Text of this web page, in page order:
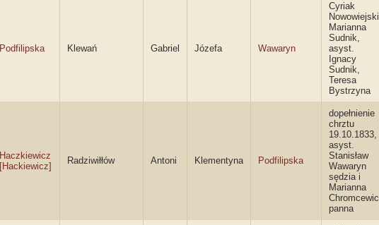
Podfilipska Klewań Gabriel Józefa Wawaryn
Cyriak
Marianna
Sudnik,
asyst.
Ignacy
Sudnik,
Teresa
Bystrzyna
Haczkiewicz
[Hackiewicz]
Radziwiłłów Antoni Klementyna Podfilipska
dopełnienie
chrztu
19.10.1833,
asyst.
Stanisław
Wawaryn
sędzia i
Marianna
panna